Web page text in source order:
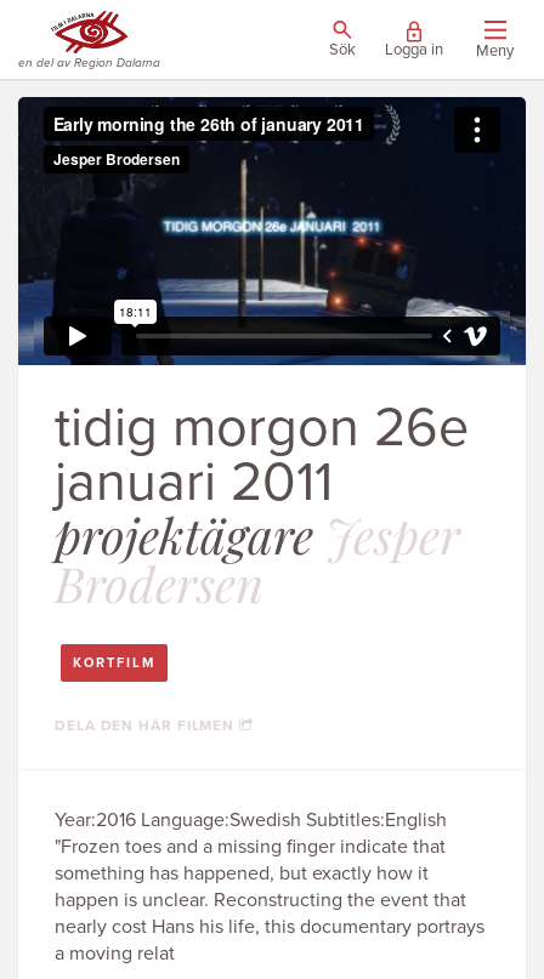
en del av Region Dalarna
Sök Logga in Meny
tidig morgon 26e
januari 2011
projektägare Jesper
Brodersen
KORTFILM
DELA DEN HÄR FILMEN
Year:2016 Language:Swedish Subtitles:English
"Frozen toes and a missing finger indicate that
something has happened, but exactly how it
happen is unclear. Reconstructing the event that
nearly cost Hans his life, this documentary portrays
a moving relat